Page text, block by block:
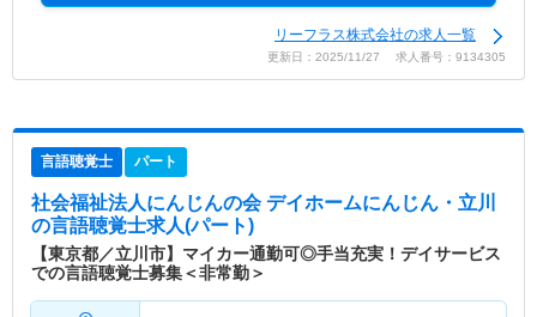
リーフラス株式会社の求人一覧
更新日：2025/11/27 求人番号：9134305
言語聴覚士 パート
社会福祉法人にんじんの会 デイホームにんじん・立川
の言語聴覚士求人(パート)
【東京都／立川市】マイカー通勤可◎手当充実！デイサービス
での言語聴覚士募集＜非常勤＞